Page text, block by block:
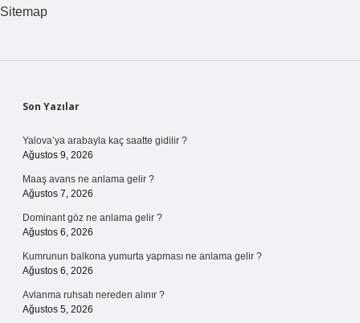
Sitemap
Sidebar
Son Yazılar
Yalova’ya arabayla kaç saatte gidilir ?
Ağustos 9, 2026
Maaş avans ne anlama gelir ?
Ağustos 7, 2026
Dominant göz ne anlama gelir ?
Ağustos 6, 2026
Kumrunun balkona yumurta yapması ne anlama gelir ?
Ağustos 6, 2026
Avlanma ruhsatı nereden alınır ?
Ağustos 5, 2026